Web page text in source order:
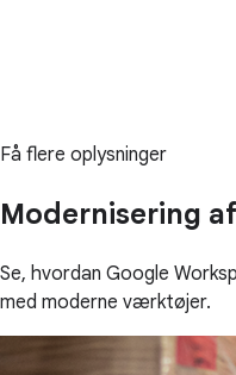
Få flere oplysninger
Modernisering
Se, hvordan Google
med moderne værktøjer.